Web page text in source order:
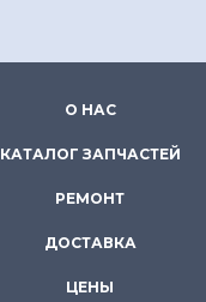
О НАС
КАТАЛОГ ЗАПЧАСТЕЙ
РЕМОНТ
ДОСТАВКА
ЦЕНЫ